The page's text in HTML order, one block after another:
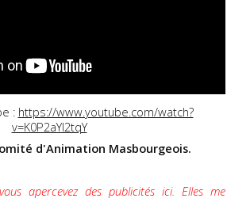
: https://www.youtube.com/watch?
v=K0P2aYI2tqY
d'Animation Masbourgeois.
apercevez des publicités ici. Elles me